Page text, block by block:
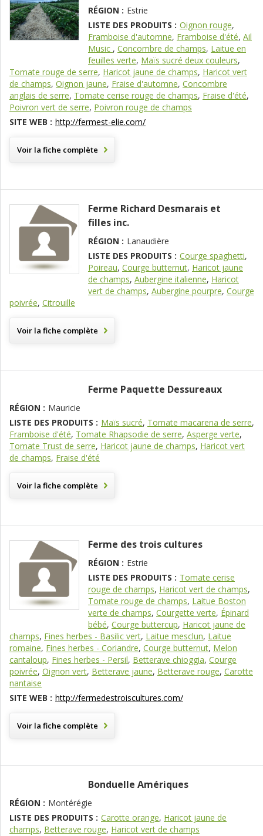
RÉGION : Estrie
LISTE DES PRODUITS : Oignon rouge,
Framboise d'automne, Framboise d'été, Ail
Music , Concombre de champs, Laitue en
feuilles verte, Maïs sucré deux couleurs,
Tomate rouge de serre, Haricot jaune de champs, Haricot vert
de champs, Oignon jaune, Fraise d'automne, Concombre
anglais de serre, Tomate cerise rouge de champs, Fraise d'été,
Poivron vert de serre, Poivron rouge de champs
SITE WEB : http://fermest-elie.com/
Voir la fiche complète
Ferme Richard Desmarais et
filles inc.
RÉGION : Lanaudière
LISTE DES PRODUITS : Courge spaghetti,
Poireau, Courge butternut, Haricot jaune
de champs, Aubergine italienne, Haricot
vert de champs, Aubergine pourpre, Courge
poivrée, Citrouille
Voir la fiche complète
Ferme Paquette Dessureaux
RÉGION : Mauricie
LISTE DES PRODUITS : Maïs sucré, Tomate macarena de serre,
Framboise d'été, Tomate Rhapsodie de serre, Asperge verte,
Tomate Trust de serre, Haricot jaune de champs, Haricot vert
de champs, Fraise d'été
Voir la fiche complète
Ferme des trois cultures
RÉGION : Estrie
LISTE DES PRODUITS : Tomate cerise
rouge de champs, Haricot vert de champs,
Tomate rouge de champs, Laitue Boston
verte de champs, Courgette verte, Épinard
bébé, Courge buttercup, Haricot jaune de
champs, Fines herbes - Basilic vert, Laitue mesclun, Laitue
romaine, Fines herbes - Coriandre, Courge butternut, Melon
cantaloup, Fines herbes - Persil, Betterave chioggia, Courge
poivrée, Oignon vert, Betterave jaune, Betterave rouge, Carotte
nantaise
SITE WEB : http://fermedestroiscultures.com/
Voir la fiche complète
Bonduelle Amériques
RÉGION : Montérégie
LISTE DES PRODUITS : Carotte orange, Haricot jaune de
champs, Betterave rouge, Haricot vert de champs